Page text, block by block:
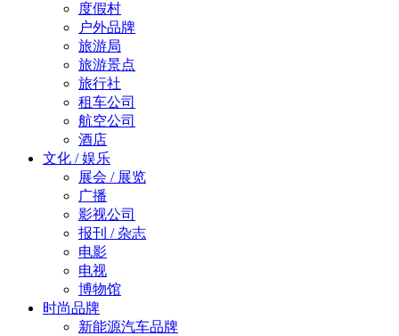
度假村
户外品牌
旅游局
旅游景点
旅行社
租车公司
航空公司
酒店
文化 / 娱乐
展会 / 展览
广播
影视公司
报刊 / 杂志
电影
电视
博物馆
时尚品牌
新能源汽车品牌